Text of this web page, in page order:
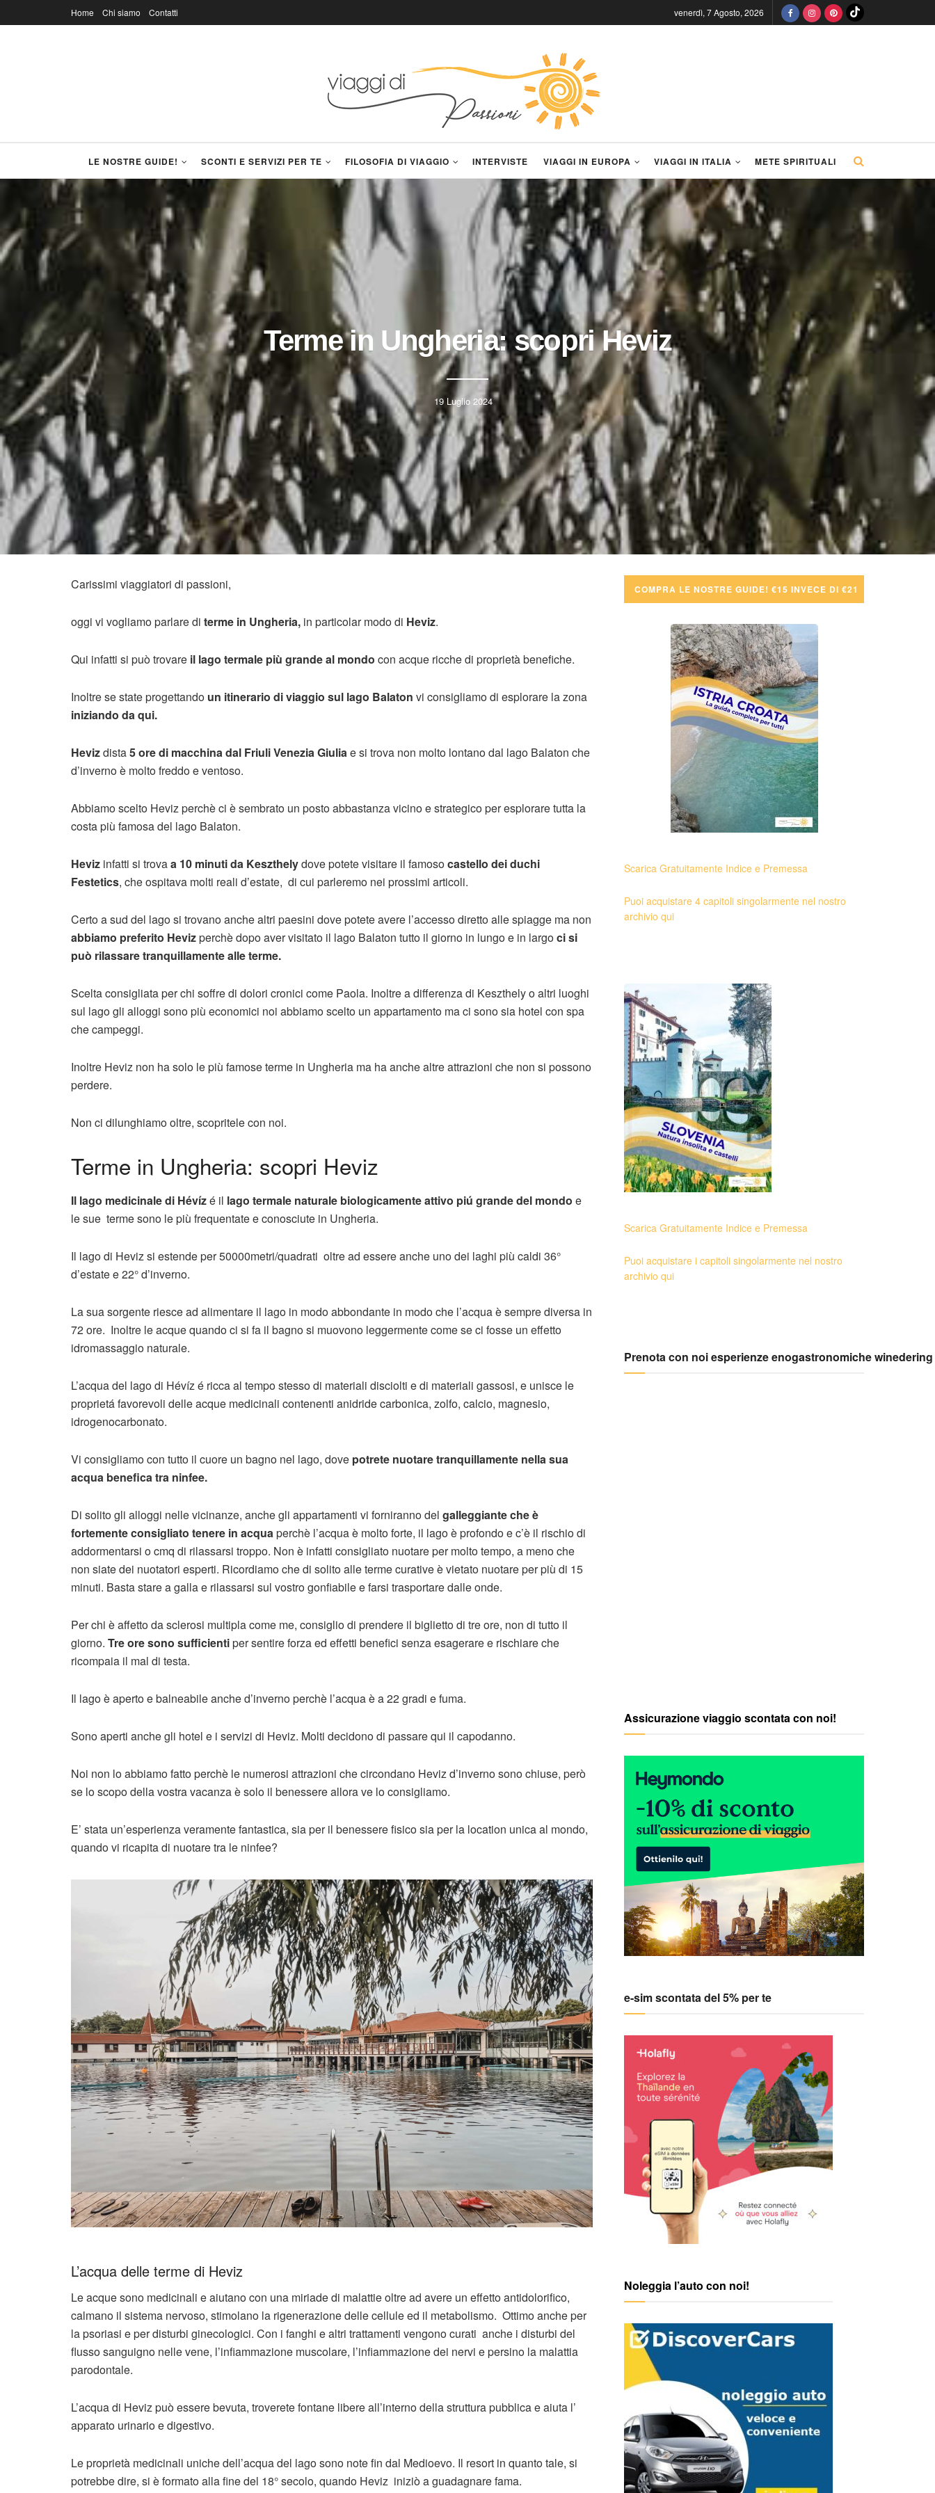
Home Chi siamo Contatti venerdì, 7 Agosto, 2026
LE NOSTRE GUIDE! SCONTI E SERVIZI PER TE FILOSOFIA DI VIAGGIO INTERVISTE VIAGGI IN EUROPA VIAGGI IN ITALIA METE SPIRITUALI
Terme in Ungheria: scopri Heviz
19 Luglio 2024
Carissimi viaggiatori di passioni,
oggi vi vogliamo parlare di terme in Ungheria, in particolar modo di Heviz.
Qui infatti si può trovare il lago termale più grande al mondo con acque ricche di proprietà benefiche.
Inoltre se state progettando un itinerario di viaggio sul lago Balaton vi consigliamo di esplorare la zona
iniziando da qui.
Hevizdista5 ore di macchina dal Friuli Venezia Giuliae si trova non molto lontano dal lago Balaton che
d’inverno è molto freddo e ventoso.
Abbiamo scelto Heviz perchè ci è sembrato un posto abbastanza vicino e strategico per esplorare tutta la
costa più famosa del lago Balaton.
Heviz infatti si trovaa 10 minuti da Keszthelydove potete visitare il famosocastello dei duchi
Festetics, che ospitava molti reali d’estate, di cui parleremo nei prossimi articoli.
Certo a sud del lago si trovano anche altri paesini dove potete avere l’accesso diretto alle spiagge ma non
abbiamo preferito Hevizperchè dopo aver visitato il lago Balaton tutto il giorno in lungo e in largoci si
può rilassare tranquillamente alle terme.
Scelta consigliata per chi soffre di dolori cronici come Paola. Inoltre a differenza di Keszthely o altri luoghi
sul lago gli alloggi sono più economici noi abbiamo scelto un appartamento ma ci sono sia hotel con spa
che campeggi.
Inoltre Heviz non ha solo le più famose terme in Ungheria ma ha anche altre attrazioni che non si possono
perdere.
Non ci dilunghiamo oltre, scopritele con noi.
Terme in Ungheria: scopri Heviz
Il lago medicinale di Hévízé il lago termale naturale biologicamente attivo piú grande del mondo e
le sue terme sono le più frequentate e conosciute in Ungheria.
Il lago di Heviz si estende per 50000metri/quadrati oltre ad essere anche uno dei laghi più caldi 36°
d’estate e 22° d’inverno.
La sua sorgente riesce ad alimentare il lago in modo abbondante in modo che l’acqua è sempre diversa in
72 ore. Inoltre le acque quando ci si fa il bagno si muovono leggermente come se ci fosse un effetto
idromassaggio naturale.
L’acqua del lago di Hévíz é ricca al tempo stesso di materiali disciolti e di materiali gassosi, e unisce le
proprietá favorevoli delle acque medicinali contenenti anidride carbonica, zolfo, calcio, magnesio,
idrogenocarbonato.
Vi consigliamo con tutto il cuore un bagno nel lago, dove potrete nuotare tranquillamente nella sua
acqua benefica tra ninfee.
Di solito gli alloggi nelle vicinanze, anche gli appartamenti vi forniranno del galleggiante che è
fortemente consigliato tenere in acquaperchè l’acqua è molto forte, il lago è profondo e c’è il rischio di
addormentarsi o cmq di rilassarsi troppo. Non è infatti consigliato nuotare per molto tempo, a meno che
non siate dei nuotatori esperti. Ricordiamo che di solito alle terme curative è vietato nuotare per più di 15
minuti. Basta stare a galla e rilassarsi sul vostro gonfiabile e farsi trasportare dalle onde.
Per chi è affetto da sclerosi multipla come me, consiglio di prendere il biglietto di tre ore, non di tutto il
giorno. Tre ore sono sufficientiper sentire forza ed effetti benefici senza esagerare e rischiare che
ricompaia il mal di testa.
Il lago è aperto e balneabile anche d’inverno perchè l’acqua è a 22 gradi e fuma.
Sono aperti anche gli hotel e i servizi di Heviz. Molti decidono di passare qui il capodanno.
Noi non lo abbiamo fatto perchè le numerosi attrazioni che circondano Heviz d’inverno sono chiuse, però
se lo scopo della vostra vacanza è solo il benessere allora ve lo consigliamo.
E’ stata un’esperienza veramente fantastica, sia per il benessere fisico sia per la location unica al mondo,
quando vi ricapita di nuotare tra le ninfee?
L’acqua delle terme di Heviz
Le acque sono medicinali e aiutano con una miriade di malattie oltre ad avere un effetto antidolorifico,
calmano il sistema nervoso, stimolano la rigenerazione delle cellule ed il metabolismo. Ottimo anche per
la psoriasi e per disturbi ginecologici. Con i fanghi e altri trattamenti vengono curati anche i disturbi del
flusso sanguigno nelle vene, l’infiammazione muscolare, l’infiammazione dei nervi e persino la malattia
parodontale.
L’acqua di Heviz può essere bevuta, troverete fontane libere all’interno della struttura pubblica e aiuta l’
apparato urinario e digestivo.
Le proprietà medicinali uniche dell’acqua del lago sono note fin dal Medioevo. Il resort in quanto tale, si
potrebbe dire, si è formato alla fine del 18° secolo, quando Heviz iniziò a guadagnare fama.
COMPRA LE NOSTRE GUIDE! €15 INVECE DI €21
Scarica Gratuitamente Indice e Premessa
Puoi acquistare 4 capitoli singolarmente nel nostro
archivio qui
Scarica Gratuitamente Indice e Premessa
Puoi acquistare i capitoli singolarmente nel nostro
archivio qui
Prenota con noi esperienze enogastronomiche winedering
Assicurazione viaggio scontata con noi!
e-sim scontata del 5% per te
Noleggia l’auto con noi!